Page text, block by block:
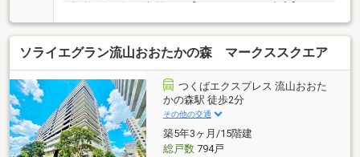
０２６年８月完了予定）◎キッチン、浴室、洗面、ト
イレ交換◎給湯器交換◎フローリング、クロス、建
具、照明交換 等【月々ローン支払い例】頭金０円の場
合、月々１２万円台借入金額４２９９万円、借入期間
３５年、金利1.225％都市銀行ほか金融機関多数取り扱
い有り！諸費用詳細や支払いシミュレーションは弊社
HP『MYSTAGE～マイステージ～』を検索♪▽「ARISE
～アライズ～」をもっと知りたい方は下記関連リンク
から▽
ソライエグラン流山おおたかの森 マークススクエア
つくばエクスプレス 流山おおた
かの森駅 徒歩2分
その他の交通
築5年3ヶ月/15階建
総戸数794戸